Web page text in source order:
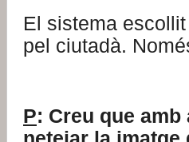
El sistema
pel ciutadà.
P: Creu que